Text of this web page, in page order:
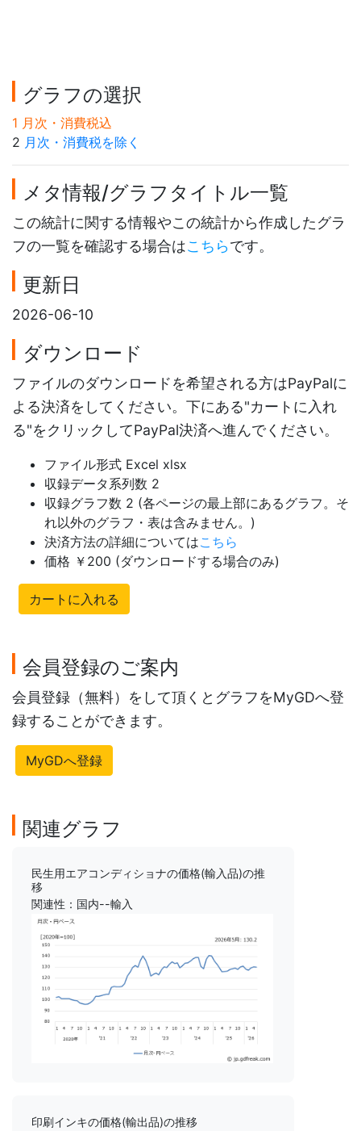
グラフの選択
1 月次・消費税込
2 月次・消費税を除く
メタ情報/グラフタイトル一覧
この統計に関する情報やこの統計から作成したグラ
フの一覧を確認する場合はこちらです。
更新日
2026-06-10
ダウンロード
ファイルのダウンロードを希望される方はPayPalに
よる決済をしてください。下にある"カートに入れ
る"をクリックしてPayPal決済へ進んでください。
ファイル形式 Excel xlsx
収録データ系列数 2
収録グラフ数 2 (各ページの最上部にあるグラフ。そ
れ以外のグラフ・表は含みません。)
決済方法の詳細についてはこちら
価格 ￥200 (ダウンロードする場合のみ)
カートに入れる
会員登録のご案内
会員登録（無料）をして頂くとグラフをMyGDへ登
録することができます。
MyGDへ登録
関連グラフ
民生用エアコンディショナの価格(輸入品)の推
移
関連性：国内--輸入
印刷インキの価格(輸出品)の推移